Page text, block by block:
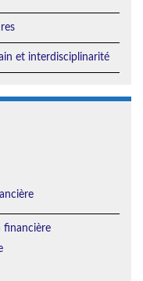
et interdisciplinarité
financière